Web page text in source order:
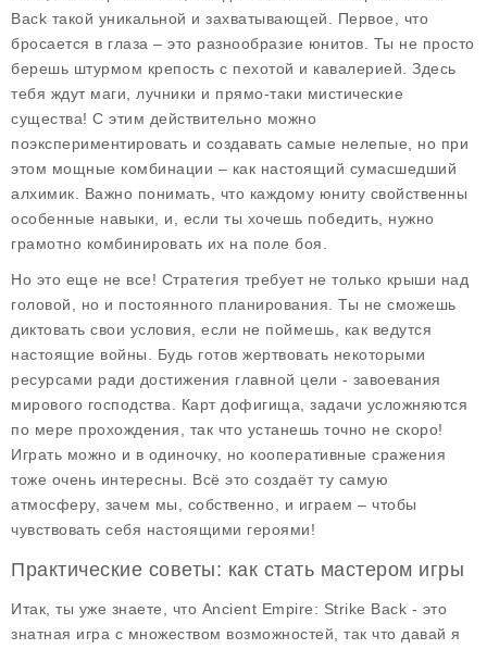
Back такой уникальной и захватывающей. Первое, что
бросается в глаза – это разнообразие юнитов. Ты не просто
берешь штурмом крепость с пехотой и кавалерией. Здесь
тебя ждут маги, лучники и прямо-таки мистические
существа! С этим действительно можно
поэкспериментировать и создавать самые нелепые, но при
этом мощные комбинации – как настоящий сумасшедший
алхимик. Важно понимать, что каждому юниту свойственны
особенные навыки, и, если ты хочешь победить, нужно
грамотно комбинировать их на поле боя.
Но это еще не все! Стратегия требует не только крыши над
головой, но и постоянного планирования. Ты не сможешь
диктовать свои условия, если не поймешь, как ведутся
настоящие войны. Будь готов жертвовать некоторыми
ресурсами ради достижения главной цели - завоевания
мирового господства. Карт дофигища, задачи усложняются
по мере прохождения, так что устанешь точно не скоро!
Играть можно и в одиночку, но кооперативные сражения
тоже очень интересны. Всё это создаёт ту самую
атмосферу, зачем мы, собственно, и играем – чтобы
чувствовать себя настоящими героями!
Практические советы: как стать мастером игры
Итак, ты уже знаете, что Ancient Empire: Strike Back - это
знатная игра с множеством возможностей, так что давай я